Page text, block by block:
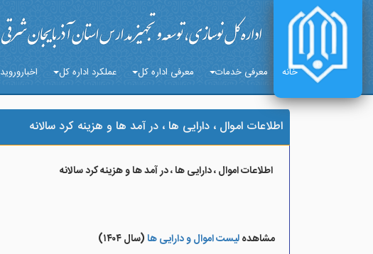
خانه معرفی خدمات معرفی اداره کل عملکرد اداره کل
اطلاعات اموال ، دارایی ها ، در آمد ها و هزینه کرد سالانه
اطلاعات اموال ، دارایی ها ، در آمد ها و هزینه کرد سالانه
مشاهدهلیست اموال و دارایی ها (سال ۱۴۰۴)